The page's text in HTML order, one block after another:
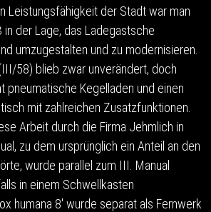
Leistungsfähigkeit der Stadt war man
der Lage, das Ladegastsche
umzugestalten und zu modernisieren.
58) blieb zwar unverändert, doch
pneumatische Kegelladen und einen
mit zahlreichen Zusatzfunktionen.
Arbeit durch die Firma Jehmlich in
zu dem ursprünglich ein Anteil an den
wurde parallel zum III. Manual
in einem Schwellkasten
humana 8′ wurde separat als Fernwerk